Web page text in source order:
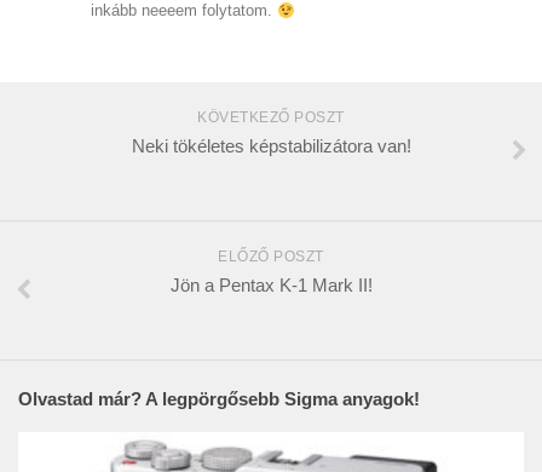
inkább neeeem folytatom.
KÖVETKEZŐ POSZT
Neki tökéletes képstabilizátora van!
ELŐZŐ POSZT
Jön a Pentax K-1 Mark II!
Olvastad már? A legpörgősebb Sigma anyagok!